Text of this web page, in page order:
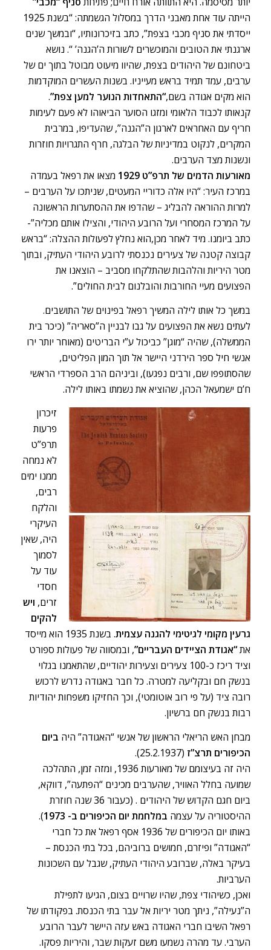
הייתה עוד אחת מאבני הדרך במסלול הגשמתה: “בשנת 1925
ייסדתי את סניף מכבי בצפת”, כתב בזיכרונותיו, “ובמשך שנים
ארגנתי את הטובים והמוכשרים לשורות ה’הגנה’ “. נושא
ביטחונם של היהודים בצפת, שהיוו מיעוט מבוטל בתוך ים של
ערבים, עמד תמיד בראש מעייניו. בשנות העשרים המוקדמות
הוא מקים אגודה בשם,“התאחדות הנוער למען צפת”.
קנאותו לכבוד הלאומי ומזגו הסוער הביאוהו לא פעם לעימות
חריף עם האחראים לארגון ה”הגנה”, שהעדיפו, במרבית
המקרים, לנקוט במדיניות של הבלגה, חרף התגרויות חוזרות
ונשנות מצד הערבים.
מאורעות הדמים של תרפ”ט 1929 מצאו את רפאל בעמדה
במרכז העיר: “היו אלה כדוריי המעטים, שניתכו על הערבים –
למרות ההוראה להבליג – שהדפו את ההסתערות הראשונה
על המרכז המסחרי ועל הרובע היהודי, והצילו אותם מכליה”-
כתב ביומנו. מיד לאחר מכן,הוא נחלץ לפעולות ההצלה: “בראש
קבוצה קטנה של צעירים נכנסתי לרובע היהודי העתיק, ובתוך
מטר היריות והלהבות שהתלקחו מסביב – הוצאנו את
הפצועים מעיי החורבות והובלנום לבית החולים”.
במשך כל אותו לילה המשיך רפאל בפינוים של התושבים.
לעתים נשא את הפצועים על גבו לבניין ה”סאריה” (כיכר בית
הממשלה), שהיה “מוגן” כביכול ע”י הבריטים (מאוחר יותר ירו
אנשי חיל ספר הירדני היישר אל תוך המון הפליטים,
שהסתופפו שם, ורבים נפגעו), וביניהם הרב הספרדי הראשי
ח’ם ישמעאל הכהן, שהוציא את נשמתו באותו לילה.
זיכרון
פרעות
תרפ”ט
לא נמחה
ממנו ימים
רבים,
והלקח
העיקרי
היה, שאין
לסמוך
עוד על
חסדי
זרים, ויש
להקים
גרעין מקומי לגיטימי להגנה עצמית
. בשנת 1935 הוא מייסד
את“אגודת הציידים העבריים”, ובמסווה של פעולות ספורט
וציד ריכז כ-100 צעירים וצעירות יהודיים, שהתאמנו בגלוי
בנשק חם ובקליעה למטרה. כל חבר באגודה נדרש לרכוש
רובה ציד (על פי רוב אוטומטי), וכך החזיקו משפחות יהודיות
רבות בנשק חם ברשיון.
מבחן האש הריאלי הראשון של אנשי “האגודה” היה ביום
הכיפורים תרצ”ז (25.2.1937).
היה זה בעיצומם של מאורעות 1936, ומזה זמן, התהלכה
שמועה בחלל האוויר, שהערבים מכינים “הפתעה”, דווקא,
ביום חגם הקדוש של היהודים . (כעבור 36 שנה חוזרת
ההיסטוריה על עצמה במלחמת יום הכיפורים ב- 1973
).
באותו יום הכיפורים של 1936 אסף רפאל את כל חברי
“האגודה” ופיזרם, חמושים ברוביהם, בכל בתי הכנסת –
בעיקר באלה, שברובע היהודי העתיק, שגבל עם השכונות
הערביות.
ואכן, כשיהודי צפת, שהיו שרויים בצום, הגיעו לתפילת
ה”נעילה”, ניתך מטר יריות אל עבר בתי הכנסת. בפקודתו של
רפאל השיבו חברי האגודה באש עזה היישר לעבר הרובע
הערבי. עד מהרה נשמעו משם זעקות שבר, והיריות פסקו.